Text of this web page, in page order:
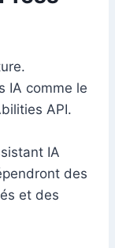
IA comme le
API.
IA
des
et des